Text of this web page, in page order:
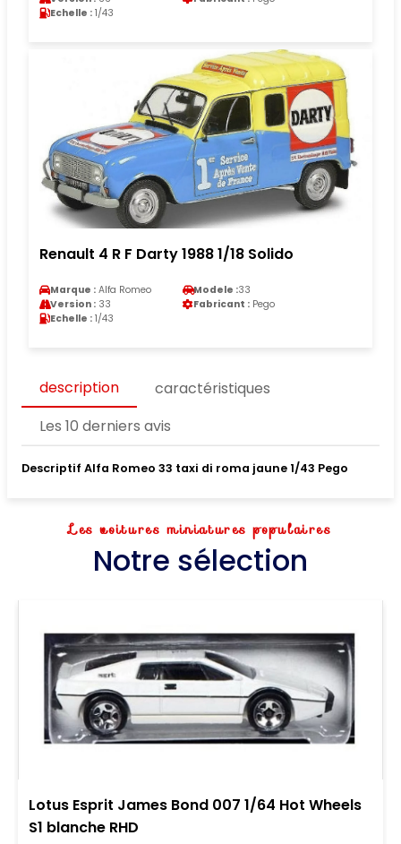
Echelle : 1/43
Renault 4 R F Darty 1988 1/18 Solido
Marque : Alfa Romeo Modele :33
Version : 33 Fabricant : Pego
Echelle : 1/43
description
caractéristiques
Les 10 derniers avis
Descriptif Alfa Romeo 33 taxi di roma jaune 1/43 Pego
Les voitures miniatures populaires
Notre sélection
Lotus Esprit James Bond 007 1/64 Hot Wheels
S1 blanche RHD